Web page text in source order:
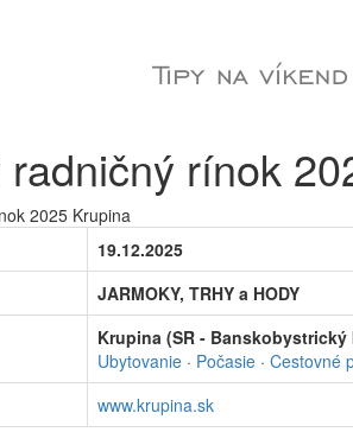
rínok
19.12.2025
JARMOKY, TRHY a HODY
Krupina (SR - Banskobystrický
Ubytovanie · Počasie · Cestovné
www.krupina.sk